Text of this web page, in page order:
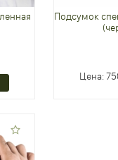
Подсумок
Цена: